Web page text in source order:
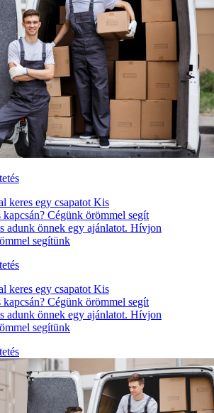
keres egy csapatot Kis
Cégünk örömmel segít
adunk önnek egy ajánlatot. Hívjon
segítünk
keres egy csapatot Kis
Cégünk örömmel segít
adunk önnek egy ajánlatot. Hívjon
segítünk